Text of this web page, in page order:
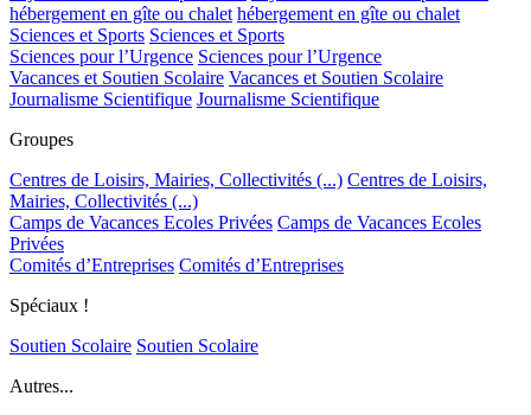
hébergement en gîte ou chalet hébergement en gîte ou chalet
Sciences et Sports Sciences et Sports
Sciences pour l’Urgence Sciences pour l’Urgence
Vacances et Soutien Scolaire Vacances et Soutien Scolaire
Journalisme Scientifique Journalisme Scientifique
Groupes
Centres de Loisirs, Mairies, Collectivités (...) Centres de Loisirs,
Mairies, Collectivités (...)
Camps de Vacances Ecoles Privées Camps de Vacances Ecoles
Privées
Comités d’Entreprises Comités d’Entreprises
Spéciaux !
Soutien Scolaire Soutien Scolaire
Autres...